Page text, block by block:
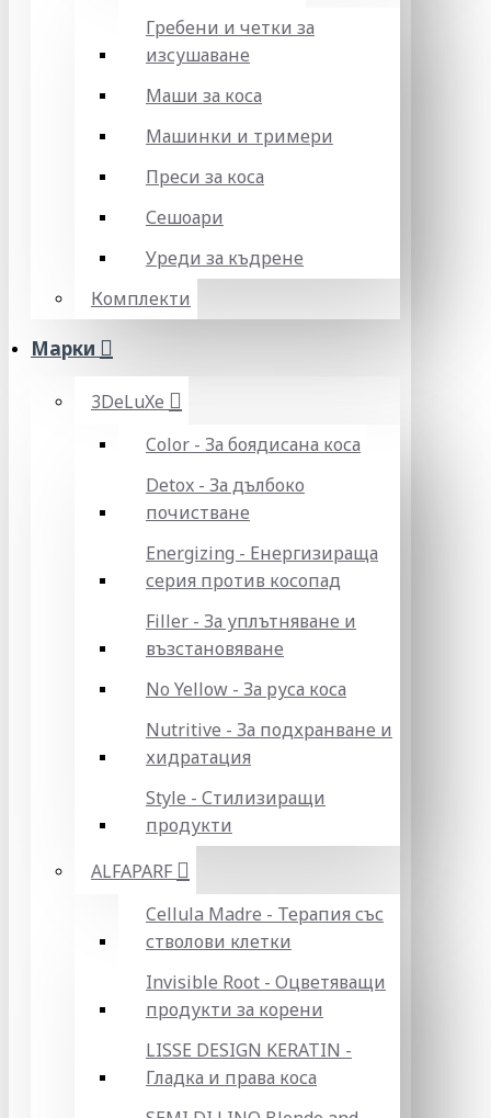
Гребени и четки за
изсушаване
Маши за коса
Машинки и тримери
Преси за коса
Сешоари
Уреди за къдрене
Комплекти
Марки
3DeLuXe
Color - За боядисана коса
Detox - За дълбоко
почистване
Energizing - Енергизираща
серия против косопад
Filler - За уплътняване и
възстановяване
No Yellow - За руса коса
Nutritive - За подхранване и
хидратация
Style - Стилизиращи
продукти
ALFAPARF
Cellula Madre - Терапия със
стволови клетки
Invisible Root - Оцветяващи
продукти за корени
LISSE DESIGN KERATIN -
Гладка и права коса